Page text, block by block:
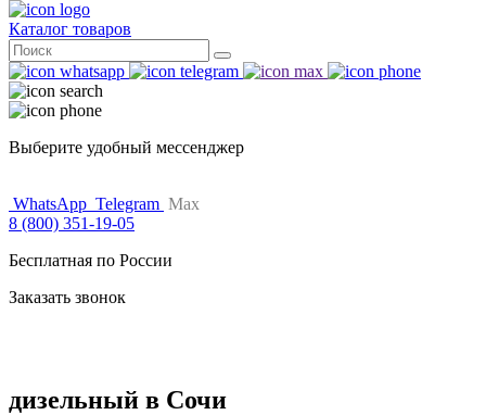
Каталог товаров
Поиск
for:
Выберите удобный мессенджер
WhatsApp Telegram Max
8 (800) 351-19-05
Бесплатная по России
Заказать звонок
дизельный в Сочи